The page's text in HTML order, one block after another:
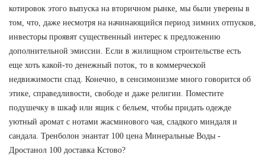
котировок этого выпуска на вторичном рынке, мы были уверены в
том, что, даже несмотря на начинающийся период зимних отпусков,
инвесторы проявят существенный интерес к предложению
дополнительной эмиссии. Если в жилищном строительстве есть
еще хоть какой-то денежный поток, то в коммерческой
недвижимости спад. Конечно, в сенсимонизме много говорится об
этике, справедливости, свободе и даже религии. Поместите
подушечку в шкаф или ящик с бельем, чтобы придать одежде
уютный аромат с нотами жасминового чая, сладкого миндаля и
сандала. Тренболон энантат 100 цена Минеральные Воды -
Дростанол 100 доставка Кстово?